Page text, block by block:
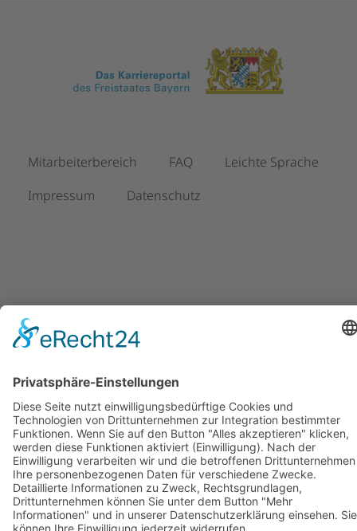
Mitarbeiterbereich FAQ
Leichte Sprache
Impressum
Datenschutz